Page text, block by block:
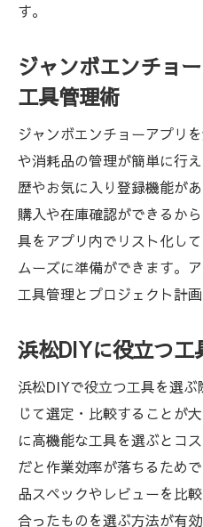
す。
ジャンボエンチョ
工具管理術
ジャンボエンチョーアプリ
や消耗品の管理が簡単に行
歴やお気に入り登録機能が
購入や在庫確認ができるか
具をアプリ内でリスト化し
ムーズに準備ができます。
工具管理とプロジェクト計
浜松DIYに役立つ
浜松DIYで役立つ工具を選
じて選定・比較することが
に高機能な工具を選ぶとコ
だと作業効率が落ちるため
品スペックやレビューを比
合ったものを選ぶ方法が有